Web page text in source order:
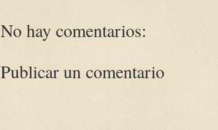
No hay comentarios:
Publicar un comentario